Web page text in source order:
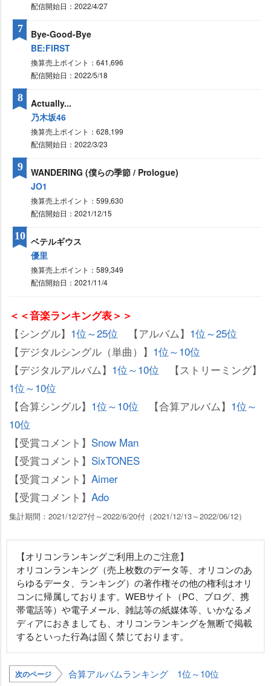
配信開始日：2022/4/27
Bye-Good-Bye
BE:FIRST
換算売上ポイント：641,696
配信開始日：2022/5/18
7
Actually...
乃木坂46
換算売上ポイント：628,199
配信開始日：2022/3/23
8
WANDERING (僕らの季節 / Prologue)
JO1
換算売上ポイント：599,630
配信開始日：2021/12/15
9
ベテルギウス
優里
換算売上ポイント：589,349
配信開始日：2021/11/4
10
＜＜音楽ランキング表＞＞
【シングル】 1位～25位 【アルバム】 1位～25位
【デジタルシングル（単曲）】 1位～10位
【デジタルアルバム】 1位～10位 【ストリーミング】
1位～10位
【合算シングル】 1位～10位 【合算アルバム】 1位～
10位
【受賞コメント】 Snow Man
【受賞コメント】 SixTONES
【受賞コメント】 Aimer
【受賞コメント】 Ado
集計期間：2021/12/27付～2022/6/20付（2021/12/13～2022/06/12）
【オリコンランキングご利用上のご注意】
オリコンランキング（売上枚数のデータ等、オリコンのあ
らゆるデータ、ランキング）の著作権その他の権利はオリ
コンに帰属しております。WEBサイト（PC、ブログ、携
帯電話等）や電子メール、雑誌等の紙媒体等、いかなるメ
ディアにおきましても、オリコンランキングを無断で掲載
するといった行為は固く禁じております。
次のページ 合算アルバムランキング 1位～10位